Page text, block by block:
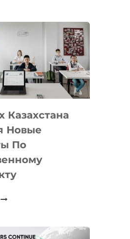
MOST
МЕЖДУНАРОДНУЮ
СТАРТАПОВ
Казахстана
Новые
По